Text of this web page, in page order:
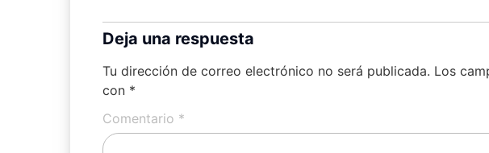
Deja una respuesta
Tu dirección de correo electrónico no será publicada. Los
con *
Comentario *